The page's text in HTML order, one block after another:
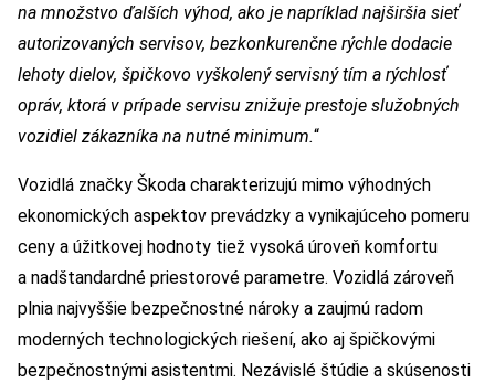
na množstvo ďalších výhod, ako je napríklad najširšia sieť
autorizovaných servisov, bezkonkurenčne rýchle dodacie
lehoty dielov, špičkovo vyškolený servisný tím a rýchlosť
opráv, ktorá v prípade servisu znižuje prestoje služobných
vozidiel zákazníka na nutné minimum.“
Vozidlá značky Škoda charakterizujú mimo výhodných
ekonomických aspektov prevádzky a vynikajúceho pomeru
ceny a úžitkovej hodnoty tiež vysoká úroveň komfortu
a nadštandardné priestorové parametre. Vozidlá zároveň
plnia najvyššie bezpečnostné nároky a zaujmú radom
moderných technologických riešení, ako aj špičkovými
bezpečnostnými asistentmi. Nezávislé štúdie a skúsenosti